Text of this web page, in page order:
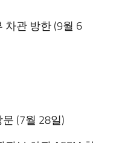
차관 방한 (9월 6
(7월 28일)